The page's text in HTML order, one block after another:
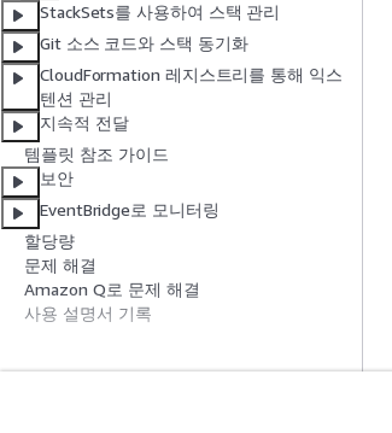
StackSets를 사용하여 스택 관리
Git 소스 코드와 스택 동기화
CloudFormation 레지스트리를 통해 익스
텐션 관리
지속적 전달
템플릿 참조 가이드
보안
EventBridge로 모니터링
할당량
문제 해결
Amazon Q로 문제 해결
사용 설명서 기록